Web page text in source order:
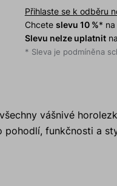
Přihlaste se k odběru
Chcete slevu 10 %*
Slevu nelze uplatnit
* Sleva je podmíněna
vášnivé
pohodlí, funkčnosti a